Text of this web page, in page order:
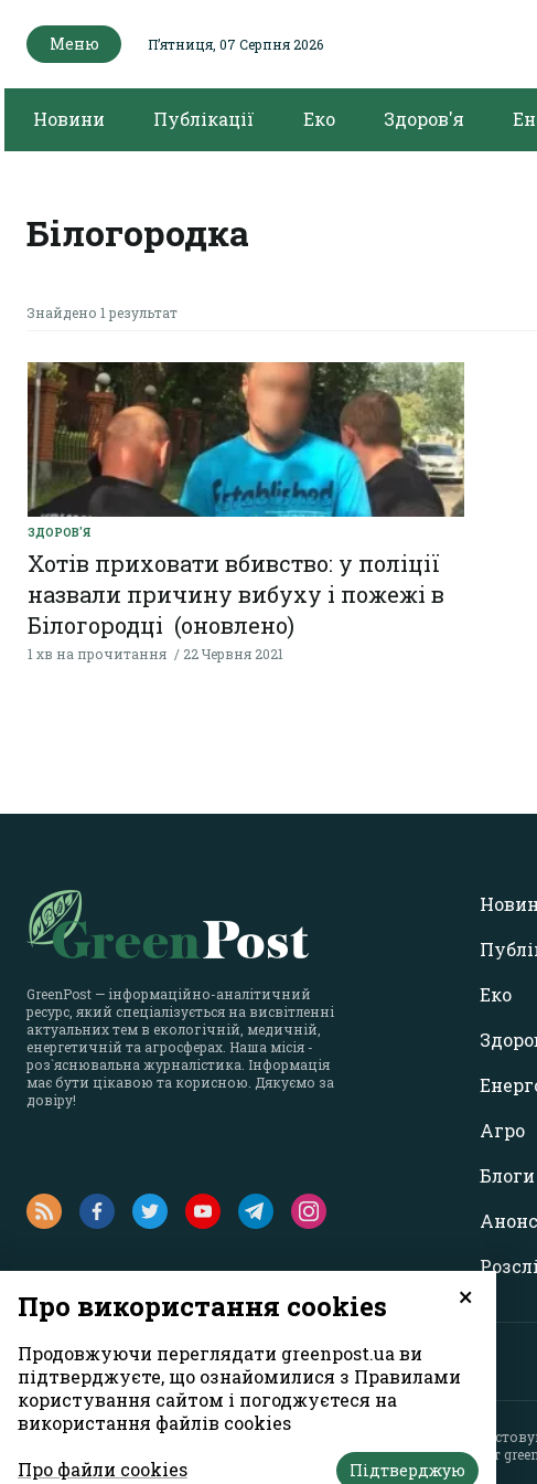
Меню Пʼятниця, 07 Серпня 2026
Новини Публікації Еко Здоров'я
Білогородка
Знайдено 1 результат
ЗДОРОВ'Я
Хотів приховати вбивство: у поліції
назвали причину вибуху і пожежі в
Білогородці (оновлено)
1 хв на прочитання 22 Червня 2021
GreenPost — інформаційно-аналітичний
ресурс, який спеціалізується на висвітленні
актуальних тем в екологічній, медичній,
енергетичній та агросферах. Наша місія -
роз`яснювальна журналістика. Інформація
має бути цікавою та корисною. Дякуємо за
довіру!
Еко
Агро
Блоги
Усі права захищені. Матеріали із сайту можуть
першому абзаці матеріалу. Також активне гіперпосилання на сайт
Думка авторів матеріалів може не збігатися з позицією редакції.
×
Про використання cookies
Продовжуючи переглядати greenpost.ua ви
підтверджуєте, що ознайомилися з Правилами
користування сайтом і погоджуєтеся на
використання файлів cookies
Про файли cookies
Підтверджую